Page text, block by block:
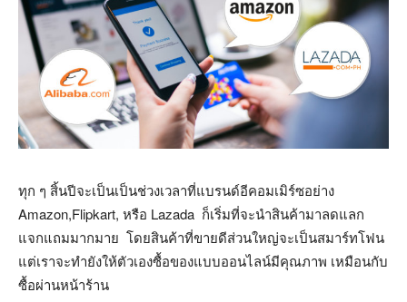
ทุก ๆ สิ้นปีจะเป็นเป็นช่วงเวลาที่แบรนด์อีคอมเมิร์ซอย่าง
Amazon,Flipkart, หรือ Lazada ก็เริ่มที่จะนำสินค้ามาลดแลก
แจกแถมมากมาย โดยสินค้าที่ขายดีส่วนใหญ่จะเป็นสมาร์ทโฟน
แต่เราจะทำยังให้ตัวเองซื้อของแบบออนไลน์มีคุณภาพ เหมือนกับ
ซื้อผ่านหน้าร้าน